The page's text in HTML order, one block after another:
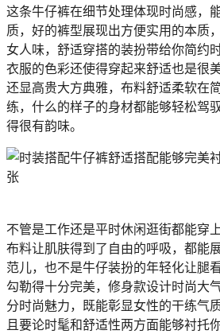
这条牛仔裤在细节处理体现时尚感，
质，好的裤型展现出方便实用的本质
女人味，舒适穿搭的装扮带给你简约
衣服的色彩还使得穿起来舒适也是很
还显高贵大方典雅，布料舒适柔软在
练，什么的样子的身材都能够轻松驾
得很有韵味。
不管是工作还是平时休闲逛街都能穿
布料让肌肤得到了自由的呼吸，都能
范儿，也不是牛仔装扮的年轻化让腿
勾勒得十分完美，修身款设计时尚大
分时尚魅力，既能彰显女性的干练气
且要论时髦和舒适性两方面能够衬托